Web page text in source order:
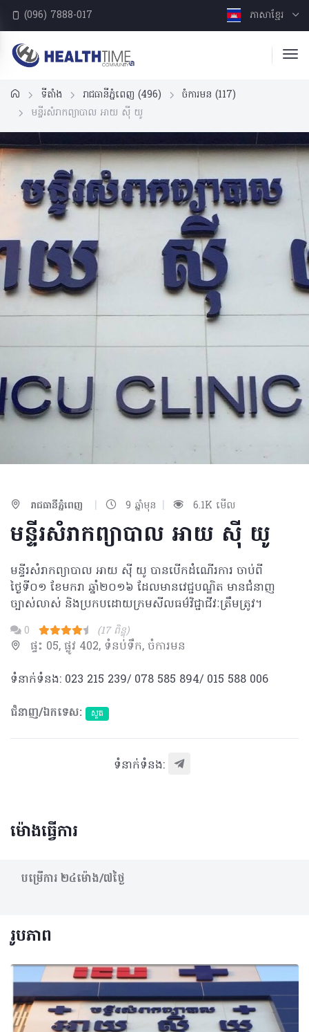
(096) 7888-017 ភាសាខ្មែរ
ទីតាំង រាជធានីភ្នំពេញ (496) ចំការមន (117)
មន្ទីរសំរាកព្យាបាល​ អាយ​ ស៊ី យូ
រាជធានីភ្នំពេញ | 9 ឆ្នាំមុន | 6.1K មើល
មន្ទីរសំរាកព្យាបាល​ អាយ​ ស៊ី យូ
មន្ទីរសំរាកព្យាបាល​ អាយ​ ស៊ី យូ បានបើកដំណើរការ ចាប់ពី
ថ្ងៃទី០១​ ខែមករា ឆ្នាំ២០១៦ ដែលមានវេជ្ជបណ្ឌិត មានជំនាញ
ច្បាស់លាស់ និងប្រកបដោយក្រមសីលធម៌វិជ្ជាជីវៈត្រឹមត្រូវ។
0 (17 ពិន្ទុ)
ផ្ទះ 05, ផ្លូវ 402, ទំនប់ទឹក, ចំការមន
ទំនាក់ទំនង: 023 215 239/ 078 585 894/ 015 588 006
ជំនាញ/ឯកទេស:
សួត
ទំនាក់ទំនង:
ម៉ោងធ្វើការ
បម្រើការ​ ២៤ម៉ោង/៧ថ្ងៃ
រូបភាព